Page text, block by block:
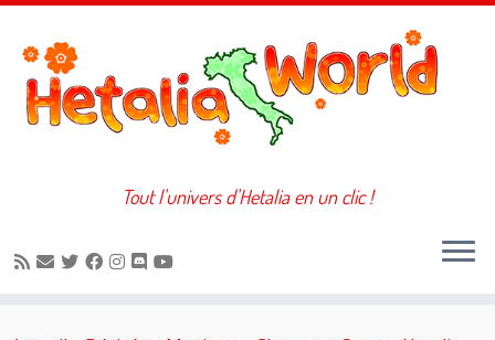
Tout l'univers d'Hetalia en un clic !